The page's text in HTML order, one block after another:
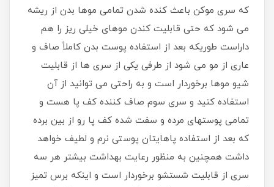
که سری موکن باعث کنده شدن تمامی موها بدن از ریشه
می شود که حتی قابلیت کندن موهای خیلی ریز را هم
داراست طوریکه بعد از استفاده پوست بدن کاملاً صاف و
عاری از مو می شود از طرفی یکی از سری ها از قابلیت
شیو موها برخوردار است و به راحتی می توانید از آن
استفاده کنید و سری سوم صاف کننده کف پا هست و
تمامی پوستهای مرده و سفت شده کف پا رو از بین برده
که بعد از استفاده پاهایتان پوستی نرم و لطیف خواهد
داشت همچنین به منظور رعایت بهداشت بیشتر هر سه
سری از قابلیت شستشو برخوردار است و اینکه برس تمیز